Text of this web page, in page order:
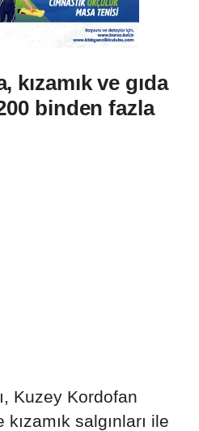
ve gıda
binden fazla
Kuzey Kordofan
salgınları ile